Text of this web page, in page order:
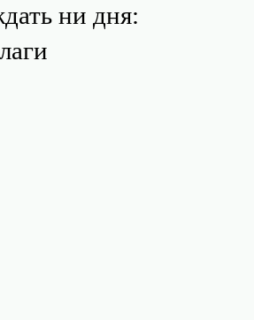
ни дня: